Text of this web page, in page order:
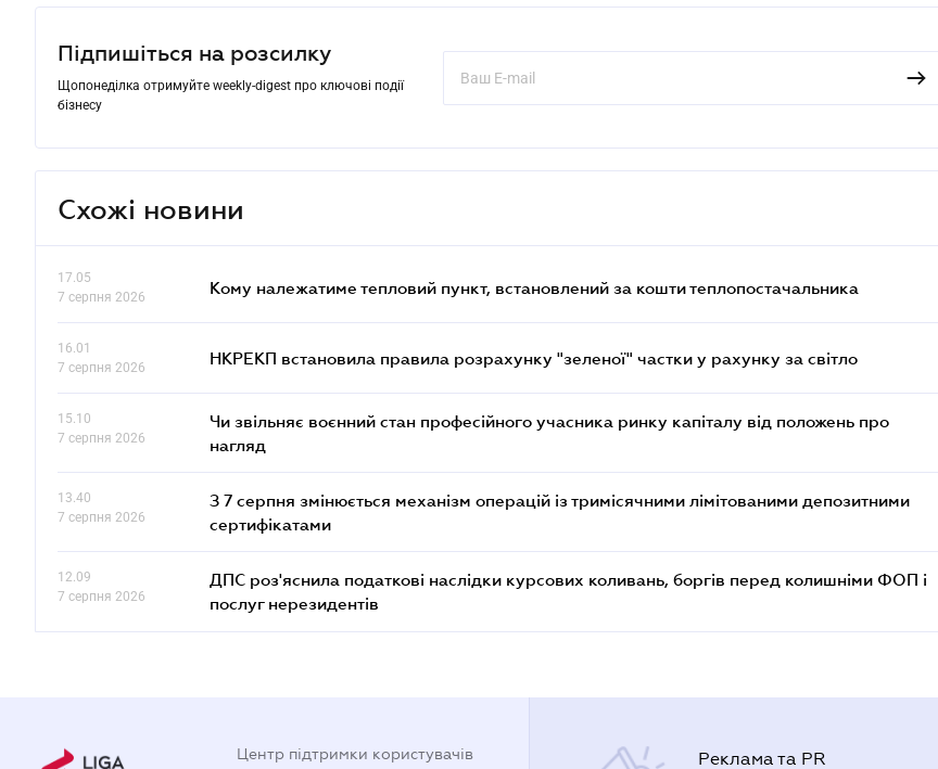
Підпишіться на розсилку
Щопонеділка отримуйте weekly-digest про ключові події
бізнесу
Схожі новини
17.05
7 серпня 2026
Кому належатиме тепловий пункт, встановлений за кошти теплопостачальника
16.01
7 серпня 2026
НКРЕКП встановила правила розрахунку "зеленої" частки у рахунку за світло
15.10
7 серпня 2026
Чи звільняє воєнний стан професійного учасника ринку капіталу від положень про
нагляд
13.40
7 серпня 2026
З 7 серпня змінюється механізм операцій із тримісячними лімітованими депозитними
сертифікатами
12.09
7 серпня 2026
ДПС роз'яснила податкові наслідки курсових коливань, боргів перед колишніми ФОП і
послуг нерезидентів
Центр підтримки користувачів
Реклама та PR